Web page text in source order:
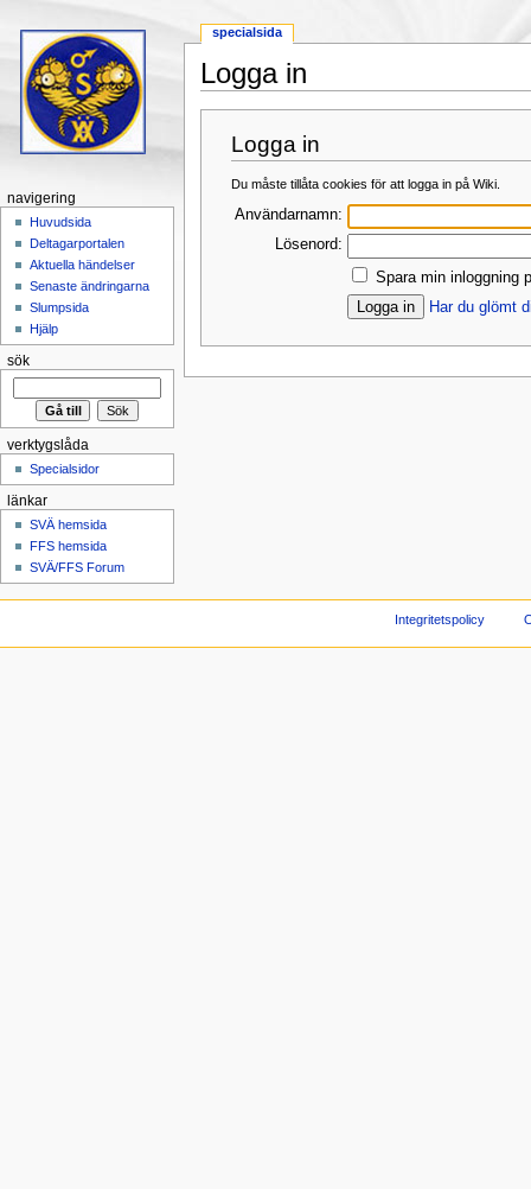
Logga in
Logga in
Du måste tillåta cookies för att logga in på Wiki.
Användarnamn:
Lösenord:
Spara min inloggning
Har du glömt
specialsida
navigering
Huvudsida
Deltagarportalen
Aktuella händelser
Senaste ändringarna
Slumpsida
Hjälp
sök
verktygslåda
Specialsidor
länkar
SVÄ hemsida
FFS hemsida
SVÄ/FFS Forum
Integritetspolicy